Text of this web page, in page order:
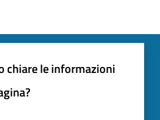
chiare le informazioni